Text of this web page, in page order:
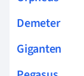
Demeter
Giganten